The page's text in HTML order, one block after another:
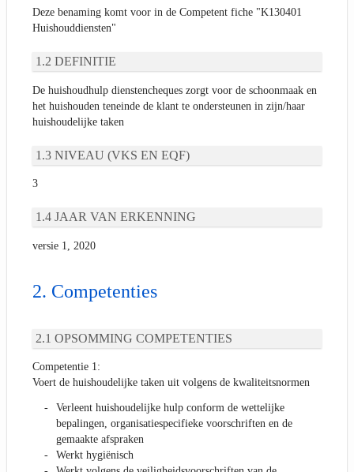
Deze benaming komt voor in de Competent fiche "K130401
Huishouddiensten"
DEFINITIE
De huishoudhulp dienstencheques zorgt voor de schoonmaak en
het huishouden teneinde de klant te ondersteunen in zijn/haar
huishoudelijke taken
NIVEAU (VKS EN EQF)
3
JAAR VAN ERKENNING
versie 1, 2020
Competenties
OPSOMMING COMPETENTIES
Competentie 1:
Voert de huishoudelijke taken uit volgens de kwaliteitsnormen
Verleent huishoudelijke hulp conform de wettelijke
bepalingen, organisatiespecifieke voorschriften en de
gemaakte afspraken
Werkt hygiënisch